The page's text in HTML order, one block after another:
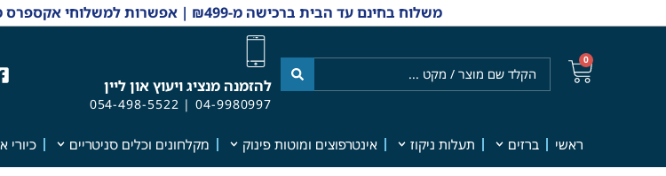
משלוח בחינם עד הבית ברכישה מ-₪499 | אפשרות למשלוחי אקספרס מהיום למחר | למענה אנושי והזמנות 04-9980997
0
להזמנה מנציג ויעוץ און ליין
04-9980997
|
054-498-5522
ראשי ברזים תעלות ניקוז אינטרפוצים ומוטות פינוק מקלחונים וכלים סניטריים